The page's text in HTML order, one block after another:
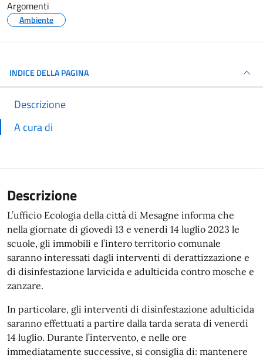
Argomenti
Ambiente
INDICE DELLA PAGINA
Descrizione
A cura di
Descrizione
L’ufficio Ecologia della città di Mesagne informa che
nella giornate di giovedì 13 e venerdì 14 luglio 2023 le
scuole, gli immobili e l’intero territorio comunale
saranno interessati dagli interventi di derattizzazione e
di disinfestazione larvicida e adulticida contro mosche e
zanzare.
In particolare, gli interventi di disinfestazione adulticida
saranno effettuati a partire dalla tarda serata di venerdì
14 luglio. Durante l’intervento, e nelle ore
immediatamente successive, si consiglia di: mantenere